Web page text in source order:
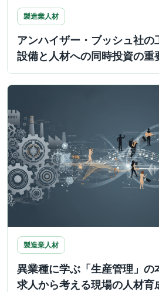
製造業人材
アンハイザー・ブッシュ社の
設備と人材への同時投資の重
製造業人材
異業種に学ぶ「生産管理」
求人から考える現場の人材育